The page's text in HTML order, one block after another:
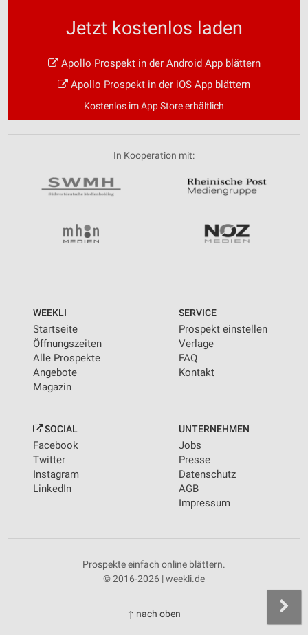
Jetzt kostenlos laden
Apollo Prospekt in der Android App blättern
Apollo Prospekt in der iOS App blättern
Kostenlos im App Store erhältlich
In Kooperation mit:
WEEKLI
Startseite
Öffnungszeiten
Alle Prospekte
Angebote
Magazin
SERVICE
Prospekt einstellen
Verlage
FAQ
Kontakt
SOCIAL
Facebook
Twitter
Instagram
LinkedIn
UNTERNEHMEN
Jobs
Presse
Datenschutz
AGB
Impressum
Prospekte einfach online blättern.
© 2016-2026 | weekli.de
↑ nach oben